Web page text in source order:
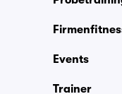
Events
Trainer